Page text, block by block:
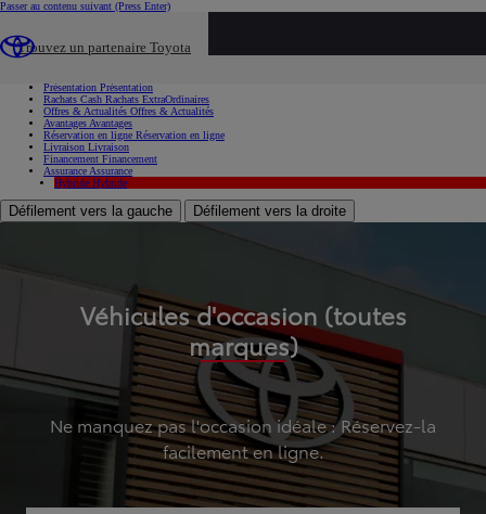
Passer au contenu suivant (Press Enter)
Trouvez un partenaire Toyota
Présentation Présentation
Rachats Cash Rachats ExtraOrdinaires
Offres & Actualités Offres & Actualités
Avantages Avantages
Réservation en ligne Réservation en ligne
Livraison Livraison
Financement Financement
Assurance Assurance
Hybride Hybride
Défilement vers la gauche Défilement vers la droite
Véhicules d'occasion (toutes
marques)
Ne manquez pas l'occasion idéale : Réservez-la
facilement en ligne.